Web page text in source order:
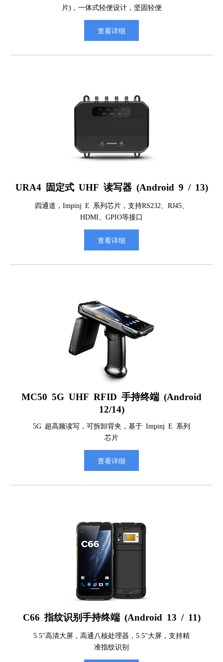
片)，一体式轻便设计，坚固轻便
查看详细
URA4 固定式 UHF 读写器 (Android 9 / 13)
四通道，Impinj E 系列芯片，支持RS232、RJ45、
HDMI、GPIO等接口
查看详细
MC50 5G UHF RFID 手持终端 (Android
12/14)
5G 超高频读写，可拆卸背夹，基于 Impinj E 系列
芯片
查看详细
C66 指纹识别手持终端 (Android 13 / 11)
5.5"高清大屏，高通八核处理器，5.5"大屏，支持精
准指纹识别